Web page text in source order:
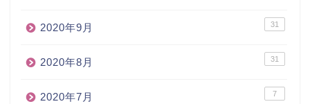
2020年9月 31
2020年8月 31
2020年7月 7